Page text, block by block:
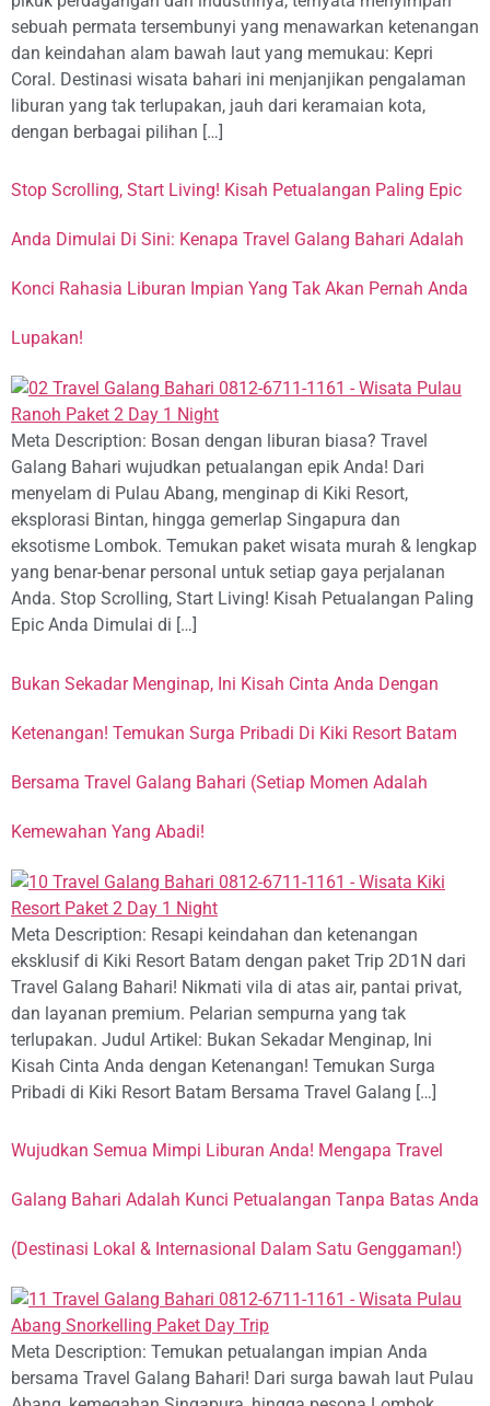
sebuah permata tersembunyi yang menawarkan ketenangan
dan keindahan alam bawah laut yang memukau: Kepri
Coral. Destinasi wisata bahari ini menjanjikan pengalaman
liburan yang tak terlupakan, jauh dari keramaian kota,
dengan berbagai pilihan […]
Stop Scrolling, Start Living! Kisah Petualangan Paling Epic
Anda Dimulai Di Sini: Kenapa Travel Galang Bahari Adalah
Konci Rahasia Liburan Impian Yang Tak Akan Pernah Anda
Lupakan!
Meta Description: Bosan dengan liburan biasa? Travel
Galang Bahari wujudkan petualangan epik Anda! Dari
menyelam di Pulau Abang, menginap di Kiki Resort,
eksplorasi Bintan, hingga gemerlap Singapura dan
eksotisme Lombok. Temukan paket wisata murah & lengkap
yang benar-benar personal untuk setiap gaya perjalanan
Anda. Stop Scrolling, Start Living! Kisah Petualangan Paling
Epic Anda Dimulai di […]
Bukan Sekadar Menginap, Ini Kisah Cinta Anda Dengan
Ketenangan! Temukan Surga Pribadi Di Kiki Resort Batam
Bersama Travel Galang Bahari (Setiap Momen Adalah
Kemewahan Yang Abadi!
Meta Description: Resapi keindahan dan ketenangan
eksklusif di Kiki Resort Batam dengan paket Trip 2D1N dari
Travel Galang Bahari! Nikmati vila di atas air, pantai privat,
dan layanan premium. Pelarian sempurna yang tak
terlupakan. Judul Artikel: Bukan Sekadar Menginap, Ini
Kisah Cinta Anda dengan Ketenangan! Temukan Surga
Pribadi di Kiki Resort Batam Bersama Travel Galang […]
Wujudkan Semua Mimpi Liburan Anda! Mengapa Travel
Galang Bahari Adalah Kunci Petualangan Tanpa Batas Anda
(Destinasi Lokal & Internasional Dalam Satu Genggaman!)
Meta Description: Temukan petualangan impian Anda
bersama Travel Galang Bahari! Dari surga bawah laut Pulau